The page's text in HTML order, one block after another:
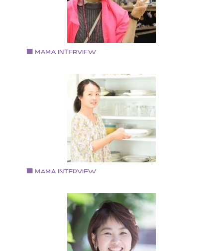
後、NPO法人に所属し福祉を学ぶ。 夫の転勤を機に信
金庫、地銀に勤務し、お金と経営を学びながら自分の
キルを活かしたネイリスト資格を取得。 豊中市の女性
起業セミナーに参加し満を持して起業。
株式会社マザープラス プランニングチーム
大阪市在住・2児の母 専業主婦から2014年より株式会
マザープラスで働く
小田中 美穂さん
整理収納・カラーアドバイザー
1977年生まれ。兵庫県三田市在住。 10年間の専業主
活を経て、一念発起。 2017年、整理収納アドバイザー
カラータイプインストラクターの資格を取得。 三田マ